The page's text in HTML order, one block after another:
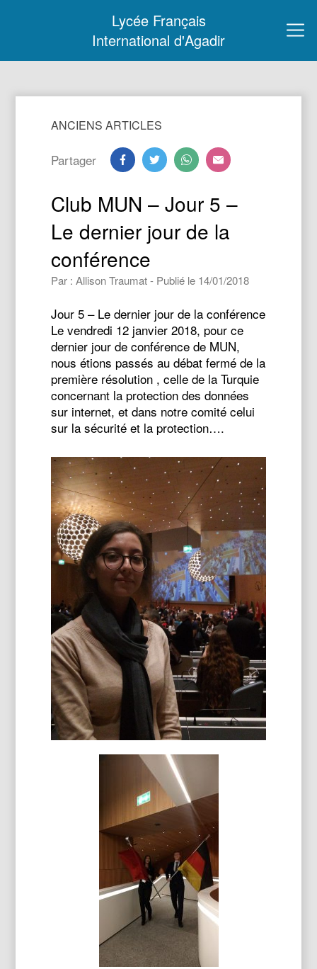
Lycée Français
International d'Agadir
ANCIENS ARTICLES
Partager
Club MUN – Jour 5 –
Le dernier jour de la
conférence
Par : Allison Traumat - Publié le 14/01/2018
Jour 5 – Le dernier jour de la conférence
Le vendredi 12 janvier 2018, pour ce
dernier jour de conférence de MUN,
nous étions passés au débat fermé de la
première résolution , celle de la Turquie
concernant la protection des données
sur internet, et dans notre comité celui
sur la sécurité et la protection….